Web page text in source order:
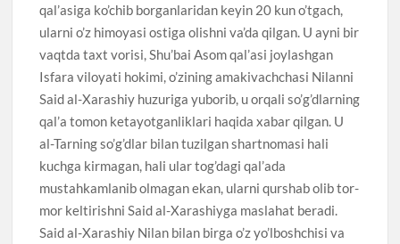
qal’asiga ko’chib borganlaridan keyin 20 kun o’tgach,
ularni o’z himoyasi ostiga olishni va’da qilgan. U ayni bir
vaqtda taxt vorisi, Shu’bai Asom qal’asi joylashgan
Isfara viloyati hokimi, o’zining amakivachchasi Nilanni
Said al-Xarashiy huzuriga yuborib, u orqali so’g’dlarning
qal’a tomon ketayotganliklari haqida xabar qilgan. U
al-Tarning so’g’dlar bilan tuzilgan shartnomasi hali
kuchga kirmagan, hali ular tog’dagi qal’ada
mustahkamlanib olmagan ekan, ularni qurshab olib tor-
mor keltirishni Said al-Xarashiyga maslahat beradi.
Said al-Xarashiy Nilan bilan birga o’z yo’lboshchisi va